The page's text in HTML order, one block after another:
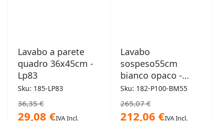
Lavabo a parete
quadro 36x45cm -
Lp83
Sku: 185-LP83
36,35 €
29,08 €IVA Incl.
Lavabo
sospeso55cm
bianco opaco -
Cloud
Sku: 182-P100-BM55
265,07 €
212,06 €IVA Incl.